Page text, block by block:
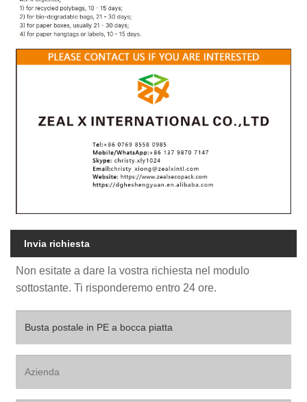
Invia richiesta
Non esitate a dare la vostra richiesta nel modulo
sottostante. Ti risponderemo entro 24 ore.